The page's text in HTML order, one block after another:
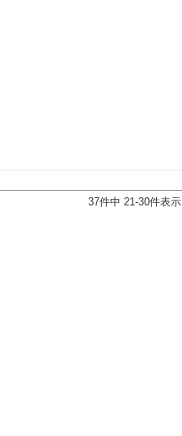
37件中 21-30件表示